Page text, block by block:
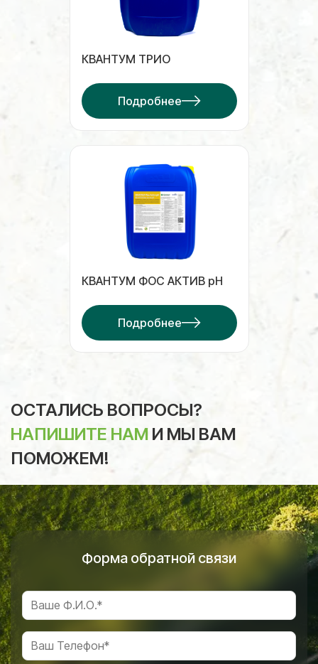
КВАНТУМ ТРИО
Подробнее
КВАНТУМ ФОС АКТИВ pH
Подробнее
ОСТАЛИСЬ ВОПРОСЫ?
НАПИШИТЕ НАМ И МЫ ВАМ
ПОМОЖЕМ!
Форма обратной связи